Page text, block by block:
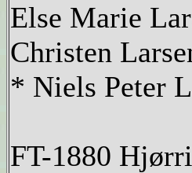
Else Marie
Christen
* Niels Peter
FT-1880